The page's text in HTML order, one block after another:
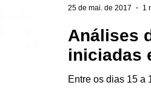
Análises
iniciadas
Entre os dias 15 a
25 de mai. de 2017 1